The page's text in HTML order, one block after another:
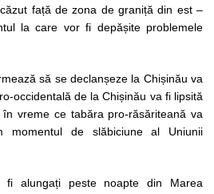
față de zona de graniță din est –
la care vor fi depășite problemele
să se declanșeze la Chișinău va
occidentală de la Chișinău va fi lipsită
vreme ce tabăra pro-răsăriteană va
momentul de slăbiciune al Uniunii
fi alungați peste noapte din Marea